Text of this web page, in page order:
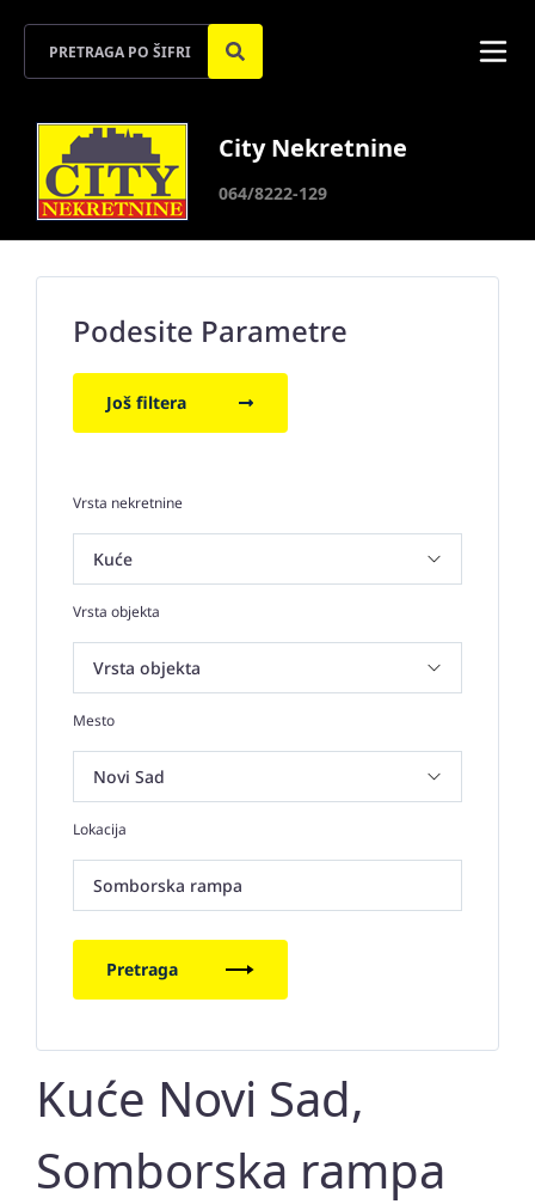
City Nekretnine
064/8222-129
Podesite Parametre
Još filtera
Vrsta nekretnine
Vrsta objekta
Mesto
Lokacija
Somborska rampa
Pretraga
Kuće Novi Sad,
Somborska rampa